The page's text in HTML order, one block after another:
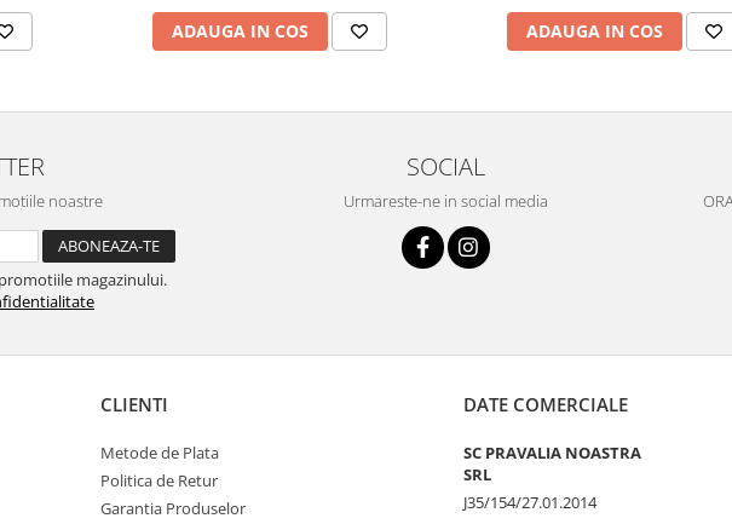
ADAUGA IN COS ADAUGA IN COS
noastre
magazinului.
SOCIAL
Urmareste-ne in social media
CLIENTI
Metode de Plata
Politica de Retur
Garantia Produselor
DATE COMERCIALE
SC PRAVALIA NOASTRA
SRL
J35/154/27.01.2014